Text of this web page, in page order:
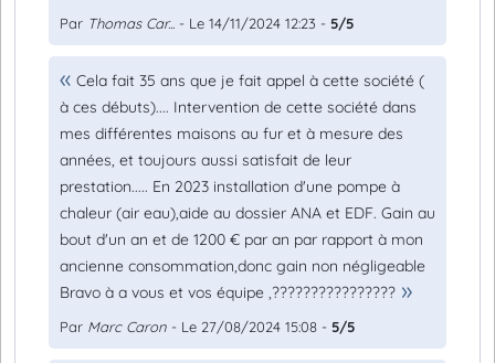
Par Thomas Car... - Le 14/11/2024 12:23 - 5/5
Cela fait 35 ans que je fait appel à cette société (
à ces débuts).... Intervention de cette société dans
mes différentes maisons au fur et à mesure des
années, et toujours aussi satisfait de leur
prestation..... En 2023 installation d'une pompe à
chaleur (air eau),aide au dossier ANA et EDF. Gain au
bout d'un an et de 1200 € par an par rapport à mon
ancienne consommation,donc gain non négligeable
Bravo à a vous et vos équipe ,????????????????
Par Marc Caron - Le 27/08/2024 15:08 - 5/5